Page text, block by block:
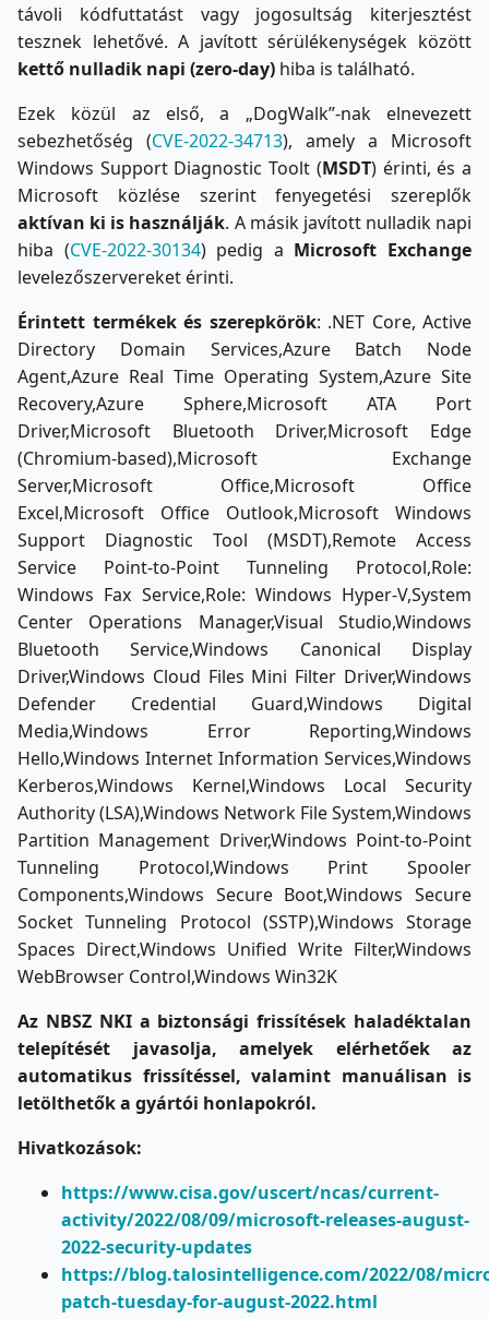
távoli kódfuttatást vagy jogosultság kiterjesztést
tesznek lehetővé. A javított sérülékenységek között
kettő nulladik napi (zero-day) hiba is található.
Ezek közül az első, a „DogWalk”-nak elnevezett
sebezhetőség (CVE-2022-34713), amely a Microsoft
Windows Support Diagnostic Toolt (MSDT) érinti, és a
Microsoft közlése szerint fenyegetési szereplők
aktívan ki is használják. A másik javított nulladik napi
hiba (CVE-2022-30134) pedig a Microsoft Exchange
levelezőszervereket érinti.
Érintett termékek és szerepkörök: .NET Core, Active
Directory Domain Services,Azure Batch Node
Agent,Azure Real Time Operating System,Azure Site
Recovery,Azure Sphere,Microsoft ATA Port
Driver,Microsoft Bluetooth Driver,Microsoft Edge
(Chromium-based),Microsoft Exchange
Server,Microsoft Office,Microsoft Office
Excel,Microsoft Office Outlook,Microsoft Windows
Support Diagnostic Tool (MSDT),Remote Access
Service Point-to-Point Tunneling Protocol,Role:
Windows Fax Service,Role: Windows Hyper-V,System
Center Operations Manager,Visual Studio,Windows
Bluetooth Service,Windows Canonical Display
Driver,Windows Cloud Files Mini Filter Driver,Windows
Defender Credential Guard,Windows Digital
Media,Windows Error Reporting,Windows
Hello,Windows Internet Information Services,Windows
Kerberos,Windows Kernel,Windows Local Security
Authority (LSA),Windows Network File System,Windows
Partition Management Driver,Windows Point-to-Point
Tunneling Protocol,Windows Print Spooler
Components,Windows Secure Boot,Windows Secure
Socket Tunneling Protocol (SSTP),Windows Storage
Spaces Direct,Windows Unified Write Filter,Windows
WebBrowser Control,Windows Win32K
Az NBSZ NKI a biztonsági frissítések haladéktalan
telepítését javasolja, amelyek elérhetőek az
automatikus frissítéssel, valamint manuálisan is
letölthetők a gyártói honlapokról.
Hivatkozások:
https://www.cisa.gov/uscert/ncas/current-
activity/2022/08/09/microsoft-releases-august-
2022-security-updates
https://blog.talosintelligence.com/2022/08/
patch-tuesday-for-august-2022.html